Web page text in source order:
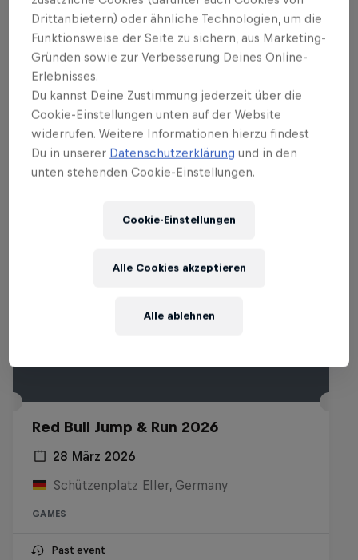
Related Events
Red Bull Jump & Run 2026
28 März 2026
Schützenplatz Eller, Germany
GAMES
Past event
Drittanbietern) oder ähnliche Technologien, um die
Funktionsweise der Seite zu sichern, aus Marketing-
Gründen sowie zur Verbesserung Deines Online-
Erlebnisses.
Du kannst Deine Zustimmung jederzeit über die
Cookie-Einstellungen unten auf der Website
widerrufen. Weitere Informationen hierzu findest
Du in unserer Datenschutzerklärung und in den
unten stehenden Cookie-Einstellungen.
Cookie-Einstellungen
Alle ablehnen
Alle Cookies akzeptieren